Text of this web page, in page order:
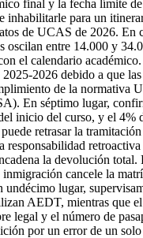
final y la fecha límite
inhabilitarle para un
de UCAS de 2026. En
oscilan entre 14.000 y
el calendario
2026 debido a que
de la normativa
En séptimo lugar,
inicio del curso, y el 4%
retrasar la
retroactiva
la devolución total.
cancele la
lugar,
AEDT, mientras que
legal y el número de
por un error de un